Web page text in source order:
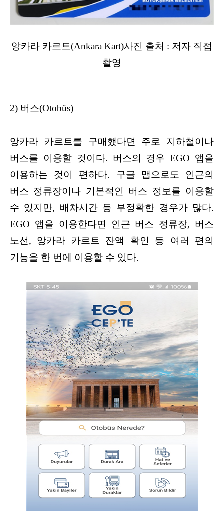
앙카라 카르트(Ankara Kart)사진 출처 : 저자 직접
촬영
2) 버스(Otobüs)
앙카라 카르트를 구매했다면 주로 지하철이나
버스를 이용할 것이다. 버스의 경우 EGO 앱을
이용하는 것이 편하다. 구글 맵으로도 인근의
버스 정류장이나 기본적인 버스 정보를 이용할
수 있지만, 배차시간 등 부정확한 경우가 많다.
EGO 앱을 이용한다면 인근 버스 정류장, 버스
노선, 앙카라 카르트 잔액 확인 등 여러 편의
기능을 한 번에 이용할 수 있다.